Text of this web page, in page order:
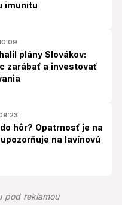
imunitu
plány Slovákov:
zarábať a investovať
hôr? Opatrnosť je na
na lavínovú
pod reklamou